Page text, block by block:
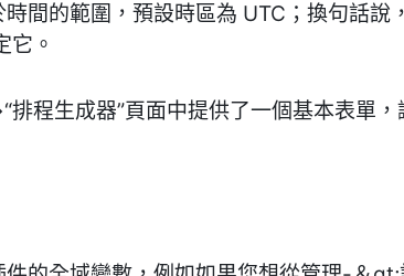
間的範圍，預設時區為 UTC；換句話說
它。
排程生成器”頁面中提供了一個基本表單